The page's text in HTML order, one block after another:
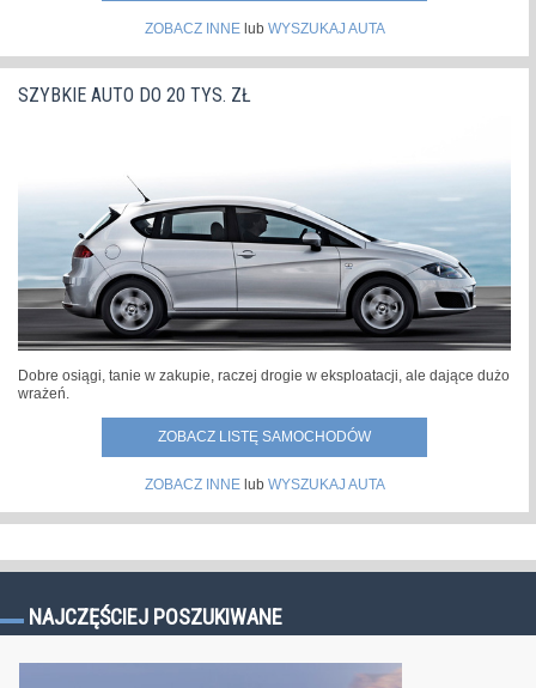
ZOBACZ INNElub WYSZUKAJ AUTA
SZYBKIE AUTO DO 20 TYS. ZŁ
Dobre osiągi, tanie w zakupie, raczej drogie w eksploatacji, ale dające dużo
wrażeń.
ZOBACZ LISTĘ SAMOCHODÓW
ZOBACZ INNElub WYSZUKAJ AUTA
NAJCZĘŚCIEJ POSZUKIWANE